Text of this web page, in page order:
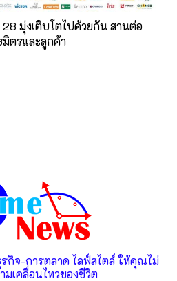
มุ่งเติบโตไปด้วยกัน สานต่อ
มิตรและลูกค้า
กิจ-การตลาด ไลฟ์สไตล์ ให้คุณไม่
มเคลื่อนไหวของชีวิต